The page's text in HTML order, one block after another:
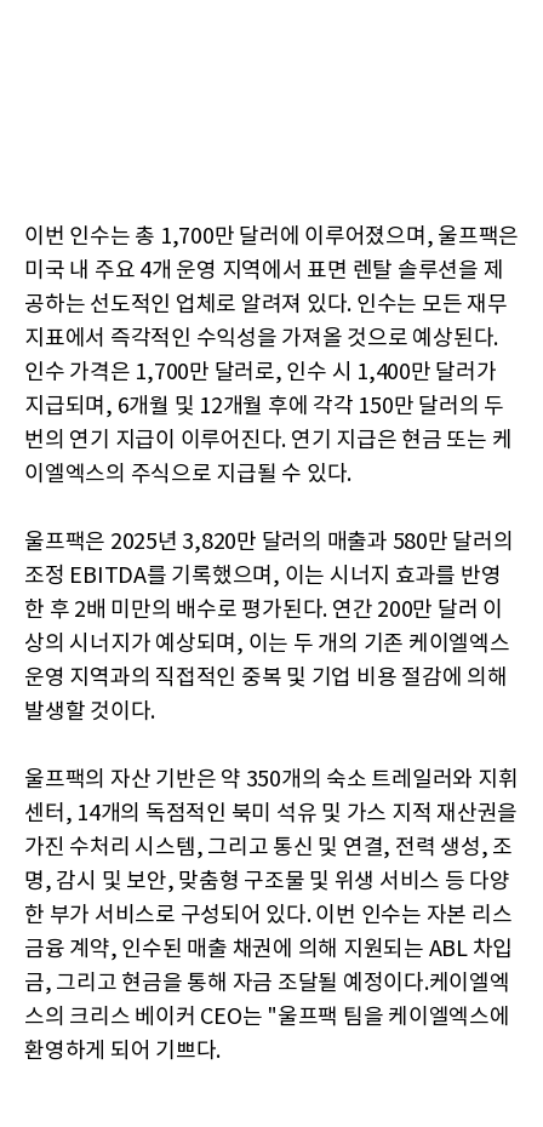
이번 인수는 총 1,700만 달러에 이루어졌으며, 울프팩은
미국 내 주요 4개 운영 지역에서 표면 렌탈 솔루션을 제
공하는 선도적인 업체로 알려져 있다. 인수는 모든 재무
지표에서 즉각적인 수익성을 가져올 것으로 예상된다.
인수 가격은 1,700만 달러로, 인수 시 1,400만 달러가
지급되며, 6개월 및 12개월 후에 각각 150만 달러의 두
번의 연기 지급이 이루어진다. 연기 지급은 현금 또는 케
이엘엑스의 주식으로 지급될 수 있다.
울프팩은 2025년 3,820만 달러의 매출과 580만 달러의
조정 EBITDA를 기록했으며, 이는 시너지 효과를 반영
한 후 2배 미만의 배수로 평가된다. 연간 200만 달러 이
상의 시너지가 예상되며, 이는 두 개의 기존 케이엘엑스
운영 지역과의 직접적인 중복 및 기업 비용 절감에 의해
발생할 것이다.
울프팩의 자산 기반은 약 350개의 숙소 트레일러와 지휘
센터, 14개의 독점적인 북미 석유 및 가스 지적 재산권을
가진 수처리 시스템, 그리고 통신 및 연결, 전력 생성, 조
명, 감시 및 보안, 맞춤형 구조물 및 위생 서비스 등 다양
한 부가 서비스로 구성되어 있다. 이번 인수는 자본 리스
금융 계약, 인수된 매출 채권에 의해 지원되는 ABL 차입
금, 그리고 현금을 통해 자금 조달될 예정이다.케이엘엑
스의 크리스 베이커 CEO는 "울프팩 팀을 케이엘엑스에
환영하게 되어 기쁘다.